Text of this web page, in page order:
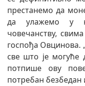
престанемо да
да улажемо у
човечанству,
госпођа
све што је могуће
потпише ову
потребан безбедан